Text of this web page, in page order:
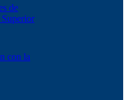
de
con la